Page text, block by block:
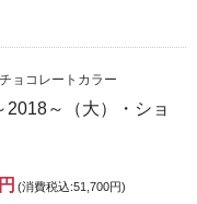
ョコレートカラー
2018～（大）・ショ
(消費税込:51,700円)